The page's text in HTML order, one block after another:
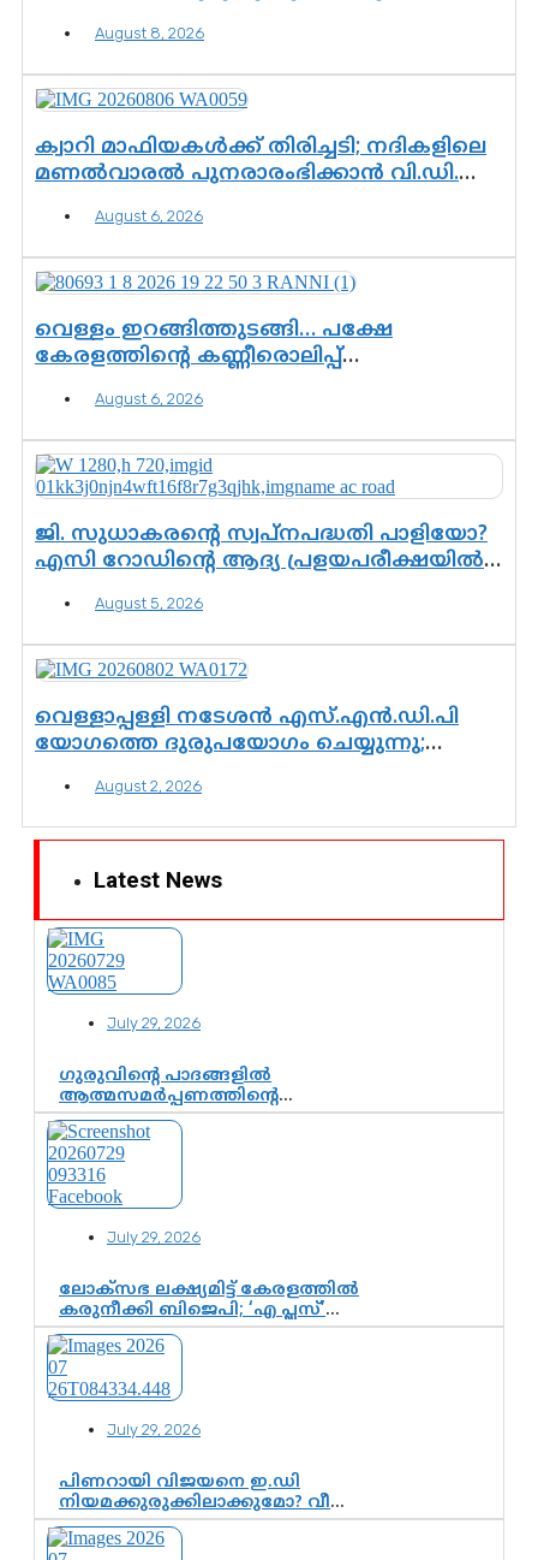
എന്നത് മാത്രം അല്ല—ആയങ്കി
കസ്റ്റഡിയിലായാൽ പുറത്തുവരുക
എന്തൊക്കെ വിവരങ്ങൾ?”
August 8, 2026
ക്വാറി മാഫിയകൾക്ക് തിരിച്ചടി; നദികളിലെ
മണൽവാരൽ പുനരാരംഭിക്കാൻ വി.ഡി.
August 6, 2026
വെള്ളം ഇറങ്ങിത്തുടങ്ങി… പക്ഷേ
കേരളത്തിന്റെ കണ്ണീരൊലിപ്പ്
August 6, 2026
ജി. സുധാകരന്റെ സ്വപ്നപദ്ധതി പാളിയോ?
എസി റോഡിന്റെ ആദ്യ പ്രളയപരീക്ഷയിൽ
August 5, 2026
വെള്ളാപ്പള്ളി നടേശൻ എസ്.എൻ.ഡി.പി
യോഗത്തെ ദുരുപയോഗം ചെയ്യുന്നു;
കാർന്നുതിന്നുന്ന വിഷവിത്ത്: ഗോകുലം
ഗോപാലൻ
August 2, 2026
Latest News
July 29, 2026
ഗുരുവിന്റെ പാദങ്ങളിൽ
ആത്മസമർപ്പണത്തിന്റെ
പുണ്യദിനം; മാതാ
അമൃതാനന്ദമയി മഠത്തിൽ
ഭക്തിസാന്ദ്രമായി ഗുരുപൂർണിമ
ആഘോഷം
July 29, 2026
ലോക്സഭ ലക്ഷ്യമിട്ട് കേരളത്തിൽ
കരുനീക്കി ബിജെപി; ‘എ പ്ലസ്’
മണ്ഡലങ്ങളിൽ പ്രമുഖരെ ഇറക്കി
കേന്ദ്രനേതൃത്വം,
തിരുവനന്തപുരത്ത് രാജീവ്
ചന്ദ്രശേഖർ, ആറ്റിങ്ങലിൽ കെ.
ശോഭാ സുരേന്ദ്രൻ..
July 29, 2026
പിണറായി വിജയനെ ഇ.ഡി
നിയമക്കുരുക്കിലാക്കുമോ? വീണ
വിജയൻ മാപ്പുസാക്ഷിയാകുമോ?
കർത്തയുടെ മൊഴി നിർണായക